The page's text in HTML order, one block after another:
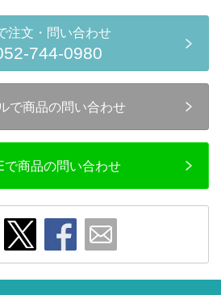
注文・問い合わせ
744-0980
で商品の問い合わせ
で商品の問い合わせ